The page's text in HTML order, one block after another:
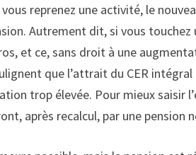
reprenez une activité, le
Autrement dit, si vous
et ce, sans droit à une
que l’attrait du CER
trop élevée. Pour mieux saisir
après recalcul, par une